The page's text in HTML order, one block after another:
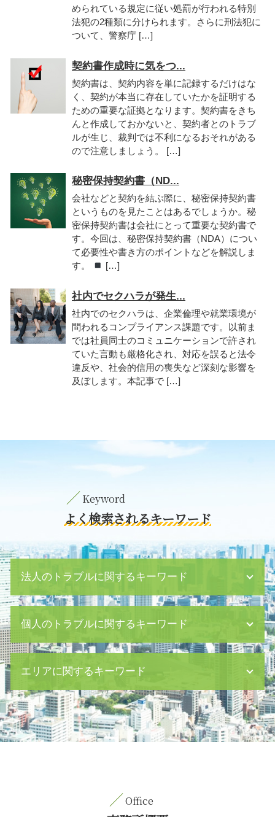
められている規定に従い処罰が行われる特別
法犯の2種類に分けられます。さらに刑法犯に
ついて、警察庁 […]
契約書作成時に気をつ...
契約書は、契約内容を単に記録するだけはな
く、契約が本当に存在していたかを証明する
ための重要な証拠となります。契約書をきち
んと作成しておかないと、契約者とのトラブ
ルが生じ、裁判では不利になるおそれがある
ので注意しましょう。 […]
秘密保持契約書（ND...
会社などと契約を結ぶ際に、秘密保持契約書
というものを見たことはあるでしょうか。秘
密保持契約書は会社にとって重要な契約書で
す。今回は、秘密保持契約書（NDA）につい
て必要性や書き方のポイントなどを解説しま
す。
[…]
社内でセクハラが発生...
社内でのセクハラは、企業倫理や就業環境が
問われるコンプライアンス課題です。以前ま
では社員同士のコミュニケーションで許され
ていた言動も厳格化され、対応を誤ると法令
違反や、社会的信用の喪失など深刻な影響を
及ぼします。本記事で […]
よく検索されるキーワード
法人のトラブルに関するキーワード
企業 民事 訴訟
ハラスメント 研修
残業代 請求
ハラスメント 定義
少額債権 回収
消滅時効 債権
会社 コンプライアンス
弁護士 顧問契約
少額債権 時効
個人のトラブルに関するキーワード
監護権 離婚
相続人 調査
身上監護権 親権
特別養子縁組 相続
債務整理 とは デメリット
遺留分 侵害 請求
エリアに関するキーワード
刑事事件 八丁堀 相談
内容証明郵便 目黒区 相談
離婚 中央区 相談
内容証明郵便 八丁堀 弁護士